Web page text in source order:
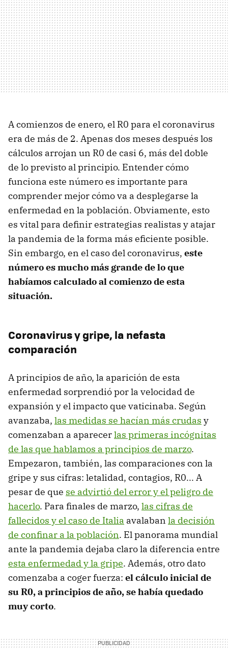
A comienzos de enero, el R0 para el coronavirus
era de más de 2. Apenas dos meses después los
cálculos arrojan un R0 de casi 6, más del doble
de lo previsto al principio. Entender cómo
funciona este número es importante para
comprender mejor cómo va a desplegarse la
enfermedad en la población. Obviamente, esto
es vital para definir estrategias realistas y atajar
la pandemia de la forma más eficiente posible.
Sin embargo, en el caso del coronavirus, este
número es mucho más grande de lo que
habíamos calculado al comienzo de esta
situación.
Coronavirus y gripe, la nefasta
comparación
A principios de año, la aparición de esta
enfermedad sorprendió por la velocidad de
expansión y el impacto que vaticinaba. Según
avanzaba, las medidas se hacían más crudas y
comenzaban a aparecerlas primeras incógnitas
de las que hablamos a principios de marzo.
Empezaron, también, las comparaciones con la
gripe y sus cifras: letalidad, contagios, R0... A
pesar de que se advirtió del error y el peligro de
hacerlo. Para finales de marzo, las cifras de
fallecidos y el caso de Italia avalaban la decisión
de confinar a la población. El panorama mundial
ante la pandemia dejaba claro la diferencia entre
esta enfermedad y la gripe. Además, otro dato
comenzaba a coger fuerza: el cálculo inicial de
su R0, a principios de año, se había quedado
muy corto.